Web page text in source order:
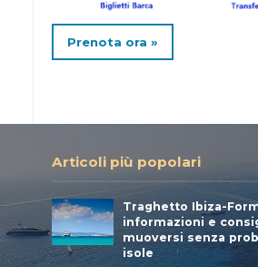
Prenota ora »
Articoli più popolari
Traghetto Ibiza-
informazioni e
muoversi senza
isole